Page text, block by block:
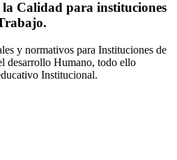
la Calidad para instituciones
y normativos para Instituciones de
desarrollo Humano, todo ello
Institucional.